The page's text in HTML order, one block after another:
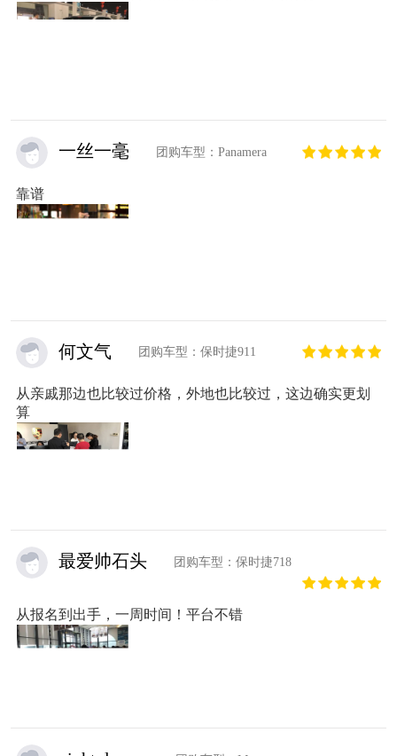
一丝一毫 团购车型：Panamera
靠谱
何文气 团购车型：保时捷911
从亲戚那边也比较过价格，外地也比较过，这边确实更划
算
最爱帅石头 团购车型：保时捷718
从报名到出手，一周时间！平台不错